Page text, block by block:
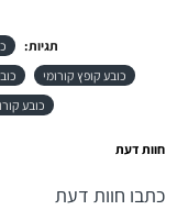
תגיות:
כובע קופץ קורומי
כובע
חוות דעת
כתבו חוות דעת